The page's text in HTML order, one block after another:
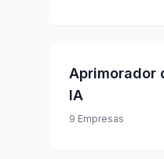
Aprimorador
IA
9 Empresas